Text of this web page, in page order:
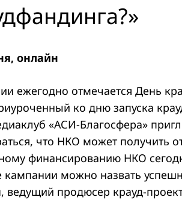
онлайн
ежегодно отмечается День
ко дню запуска
«АСИ-Благосфера»
что НКО может получить
финансированию НКО
кампании можно назвать
ведущий продюсер крауд-